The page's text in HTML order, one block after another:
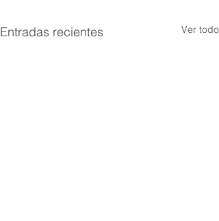
Entradas recientes Ver todo